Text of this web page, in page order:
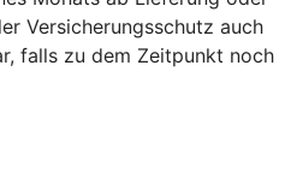
Versicherungsschutz auch
falls zu dem Zeitpunkt noch